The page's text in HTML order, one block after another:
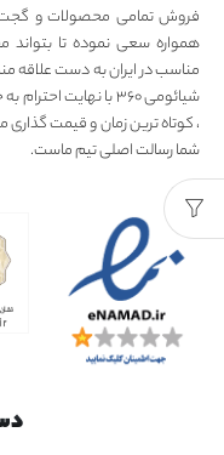
فروش تمامی محصولات و گجت
همواره سعی نموده تا
مناسب در ایران به دست علاقه
شیائومی ۳۶۰ با
، کوتاه ترین زمان و قیمت
شما رسالت اصلی تیم ماست.